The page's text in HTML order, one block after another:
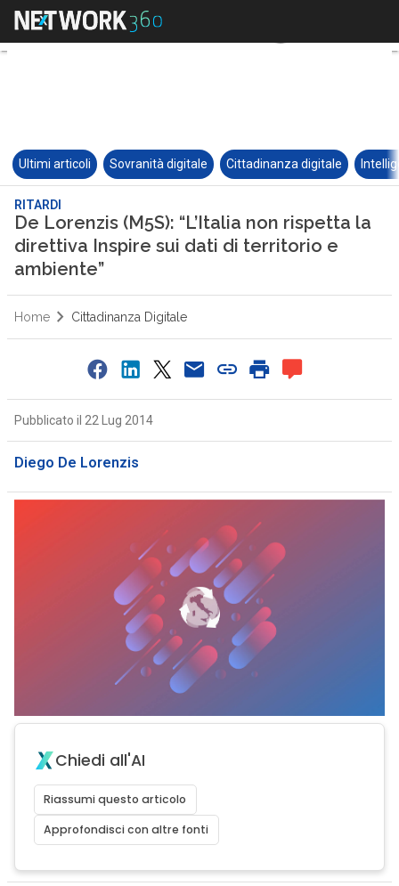
Ultimi articoli Sovranità digitale Cittadinanza digitale
RITARDI
De Lorenzis (M5S): “L’Italia non rispetta la
direttiva Inspire sui dati di territorio e
ambiente”
Home Cittadinanza Digitale
Pubblicato il 22 Lug 2014
Diego De Lorenzis
Chiedi all'AI
Riassumi questo articolo
Approfondisci con altre fonti